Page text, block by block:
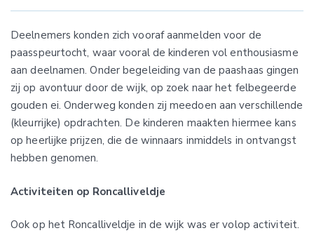
Deelnemers konden zich vooraf aanmelden voor de
paasspeurtocht, waar vooral de kinderen vol enthousiasme
aan deelnamen. Onder begeleiding van de paashaas gingen
zij op avontuur door de wijk, op zoek naar het felbegeerde
gouden ei. Onderweg konden zij meedoen aan verschillende
(kleurrijke) opdrachten. De kinderen maakten hiermee kans
op heerlijke prijzen, die de winnaars inmiddels in ontvangst
hebben genomen.
Activiteiten op Roncalliveldje
Ook op het Roncalliveldje in de wijk was er volop activiteit.